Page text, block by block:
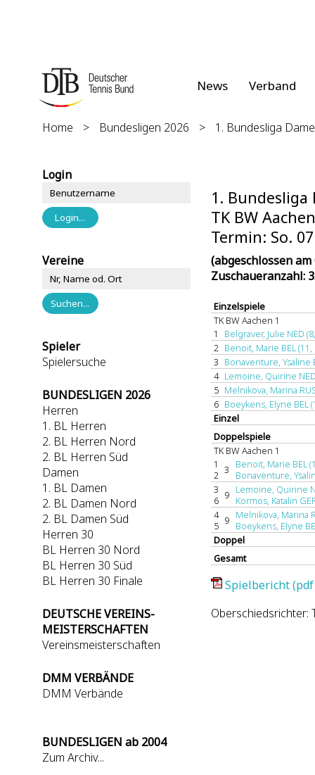
News Verband
Home > Bundesligen 2026 > 1. Bundesliga
Login
Vereine
Spieler
Spielersuche
BUNDESLIGEN 2026
Herren
1. BL Herren
2. BL Herren Nord
2. BL Herren Süd
Damen
1. BL Damen
2. BL Damen Nord
2. BL Damen Süd
Herren 30
BL Herren 30 Nord
BL Herren 30 Süd
BL Herren 30 Finale
DEUTSCHE VEREINS-
MEISTERSCHAFTEN
Vereinsmeisterschaften
DMM VERBÄNDE
DMM Verbände
BUNDESLIGEN ab 2004
Zum Archiv...
1. Bundesliga
TK BW
Termin: So.
(abgeschlossen am
Zuschaueranzahl:
Einzelspiele
TK BW Aachen 1
1
Belgraver, Julie NED
2 Benoit, Marie BEL (11,
3 Bonaventure, Ysaline
4 Lemoine, Quirine
5 Melnikova, Marina
6 Boeykens, Elyne BEL
Einzel
Doppelspiele
TK BW Aachen 1
1
2 3
Benoit, Marie BEL
Bonaventure,
3
6 9 Lemoine, Quirine
Kormos, Katalin
4
5 9 Melnikova, Marina
Boeykens, Elyne
Doppel
Gesamt
Spielbericht
Oberschiedsrichter: